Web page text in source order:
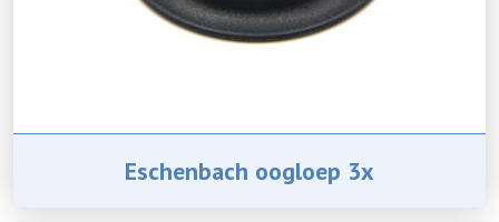
Eschenbach oogloep 3x